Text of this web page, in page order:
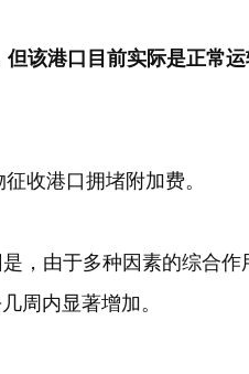
该港口目前实际是正常
收港口拥堵附加费。
，由于多种因素的综合作
周内显著增加。